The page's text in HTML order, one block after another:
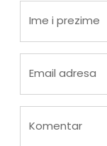
Ime i prezime
Email adresa
Komentar